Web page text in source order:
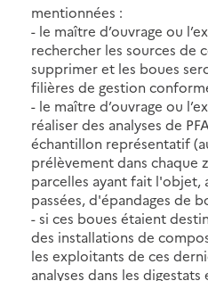
mentionnées :
- le maître d’ouvrage ou
rechercher les sources de
supprimer et les boues
filières de gestion
- le maître d’ouvrage ou
réaliser des analyses de
échantillon représentatif
prélèvement dans chaque
parcelles ayant fait l'objet,
passées, d'épandages de
- si ces boues étaient
des installations de
les exploitants de ces
analyses dans les